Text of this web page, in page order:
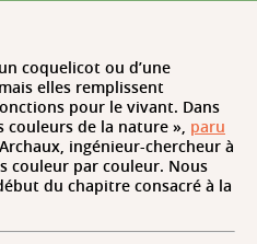
coquelicot ou d’une
elles remplissent
pour le vivant. Dans
couleurs de la nature », paru
ingénieur-chercheur à
couleur par couleur. Nous
du chapitre consacré à la